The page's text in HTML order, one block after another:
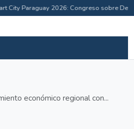
City Paraguay 2026: Congreso sobre
económico regional con...